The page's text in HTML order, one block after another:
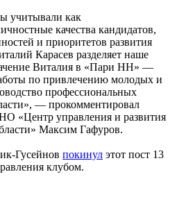
учитывали как
качества кандидатов,
и приоритетов развития
Карасев разделяет наше
Виталия в «Пари НН» —
по привлечению молодых и
профессиональных
— прокомментировал
«Центр управления и развития
Максим Гафуров.
Гусейнов покинул этот пост 13
клубом.